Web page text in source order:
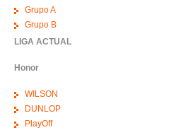
Grupo A
Grupo B
LIGA ACTUAL
Honor
WILSON
DUNLOP
PlayOff